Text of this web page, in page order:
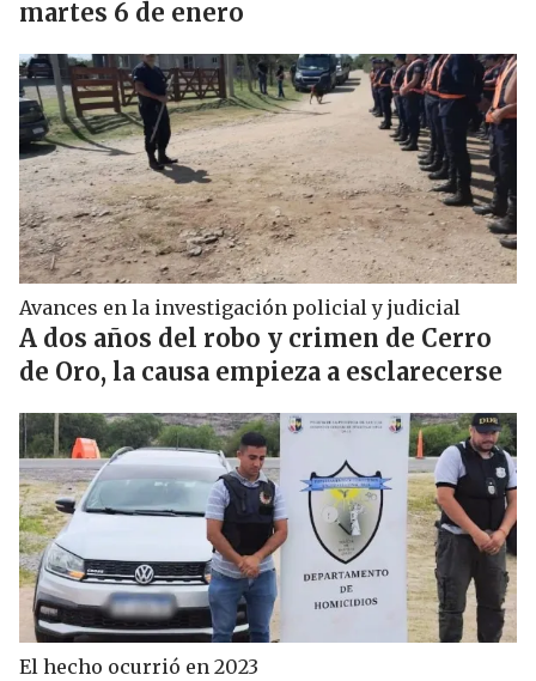
martes 6 de enero
Avances en la investigación policial y judicial
A dos años del robo y crimen de Cerro
de Oro, la causa empieza a esclarecerse
El hecho ocurrió en 2023